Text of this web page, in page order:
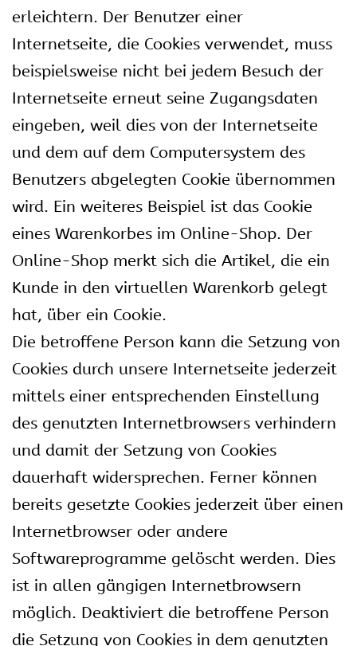
erleichtern. Der Benutzer einer
Internetseite, die Cookies verwendet, muss
beispielsweise nicht bei jedem Besuch der
Internetseite erneut seine Zugangsdaten
eingeben, weil dies von der Internetseite
und dem auf dem Computersystem des
Benutzers abgelegten Cookie übernommen
wird. Ein weiteres Beispiel ist das Cookie
eines Warenkorbes im Online-Shop. Der
Online-Shop merkt sich die Artikel, die ein
Kunde in den virtuellen Warenkorb gelegt
hat, über ein Cookie.
Die betroffene Person kann die Setzung von
Cookies durch unsere Internetseite jederzeit
mittels einer entsprechenden Einstellung
des genutzten Internetbrowsers verhindern
und damit der Setzung von Cookies
dauerhaft widersprechen. Ferner können
bereits gesetzte Cookies jederzeit über einen
Internetbrowser oder andere
Softwareprogramme gelöscht werden. Dies
ist in allen gängigen Internetbrowsern
möglich. Deaktiviert die betroffene Person
die Setzung von Cookies in dem genutzten